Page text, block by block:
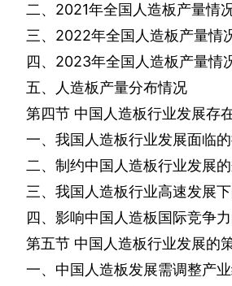
二、 2021年全国人造板产量情
三、 2022年全国人造板产量情
四、 2023年全国人造板产量情
五、人造板产量分布情况
第四节 中国人造板行业发展存
一、我国人造板行业发展面临
二、制约中国人造板行业发展
三、我国人造板行业高速发展
四、影响中国人造板国际竞争
第五节 中国人造板行业发展的
一、中国人造板发展需调整产